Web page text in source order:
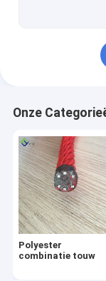
8-strengs
speeltuin
De brug van
De
Speelplaats
Onze
Polyester
combinatie touw